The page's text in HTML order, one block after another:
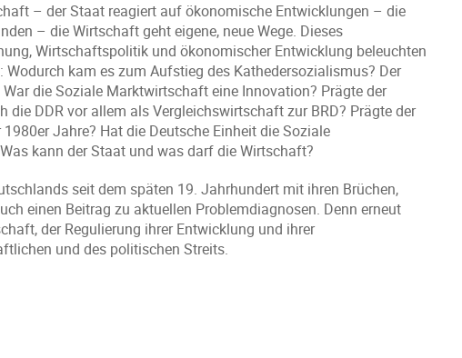
– der Staat reagiert auf ökonomische Entwicklungen – die
– die Wirtschaft geht eigene, neue Wege. Dieses
Wirtschaftspolitik und ökonomischer Entwicklung beleuchten
kam es zum Aufstieg des Kathedersozialismus? Der
die Soziale Marktwirtschaft eine Innovation? Prägte der
DDR vor allem als Vergleichswirtschaft zur BRD? Prägte der
Jahre? Hat die Deutsche Einheit die Soziale
kann der Staat und was darf die Wirtschaft?
seit dem späten 19. Jahrhundert mit ihren Brüchen,
einen Beitrag zu aktuellen Problemdiagnosen. Denn erneut
der Regulierung ihrer Entwicklung und ihrer
und des politischen Streits.